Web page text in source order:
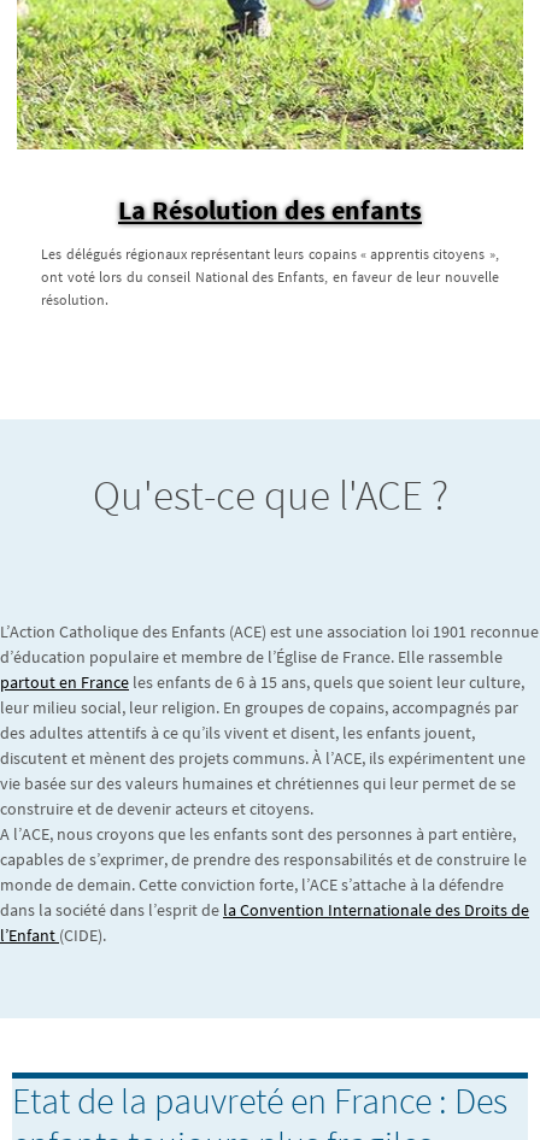
La Résolution des enfants
Les délégués régionaux représentant leurs copains « apprentis citoyens »,
ont voté lors du conseil National des Enfants, en faveur de leur nouvelle
résolution.
Qu'est-ce que l'ACE ?
L’Action Catholique des Enfants (ACE) est une association loi 1901 reconnue
d’éducation populaire et membre de l’Église de France. Elle rassemble
partout en France les enfants de 6 à 15 ans, quels que soient leur culture,
leur milieu social, leur religion. En groupes de copains, accompagnés par
des adultes attentifs à ce qu’ils vivent et disent, les enfants jouent,
discutent et mènent des projets communs. À l’ACE, ils expérimentent une
vie basée sur des valeurs humaines et chrétiennes qui leur permet de se
construire et de devenir acteurs et citoyens.
A l’ACE, nous croyons que les enfants sont des personnes à part entière,
capables de s’exprimer, de prendre des responsabilités et de construire le
monde de demain. Cette conviction forte, l’ACE s’attache à la défendre
dans la société dans l’esprit de la Convention Internationale des Droits de
l’Enfant (CIDE).
Etat de la pauvreté en France : Des